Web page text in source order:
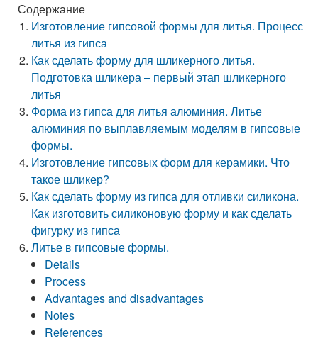
Содержание
Изготовление гипсовой формы для литья. Процесс
литья из гипса
Как сделать форму для шликерного литья.
Подготовка шликера – первый этап шликерного
литья
Форма из гипса для литья алюминия. Литье
алюминия по выплавляемым моделям в гипсовые
формы.
Изготовление гипсовых форм для керамики. Что
такое шликер?
Как сделать форму из гипса для отливки силикона.
Как изготовить силиконовую форму и как сделать
фигурку из гипса
Литье в гипсовые формы.
Details
Process
Advantages and disadvantages
Notes
References